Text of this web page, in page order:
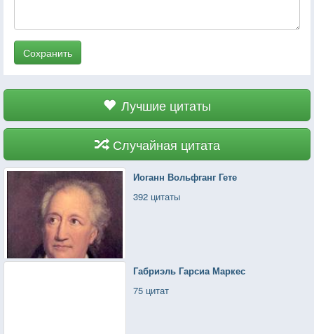
Сохранить
Лучшие цитаты
Случайная цитата
Иоганн Вольфганг Гете
392 цитаты
Габриэль Гарсиа Маркес
75 цитат